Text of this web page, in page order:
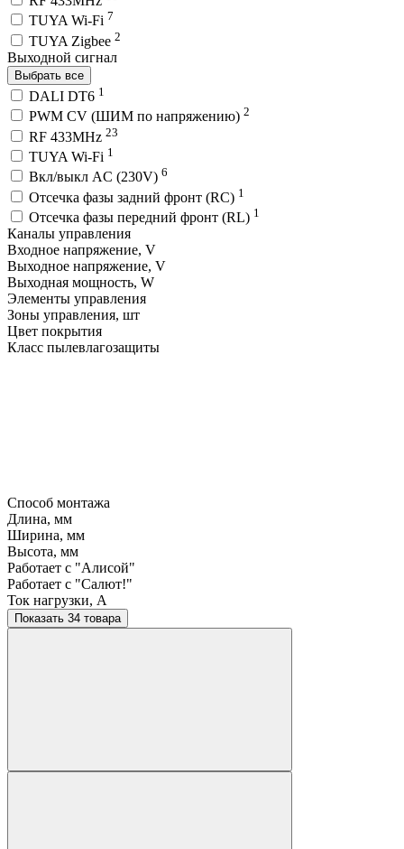
TUYA Wi-Fi 7
TUYA Zigbee 2
Выходной сигнал
Выбрать все
DALI DT6 1
PWM СV (ШИМ по напряжению) 2
RF 433MHz 23
TUYA Wi-Fi 1
Вкл/выкл AC (230V) 6
Отсечка фазы задний фронт (RC) 1
Отсечка фазы передний фронт (RL) 1
Каналы управления
Входное напряжение, V
Выходное напряжение, V
Выходная мощность, W
Элементы управления
Зоны управления, шт
Цвет покрытия
Класс пылевлагозащиты
Способ монтажа
Длина, мм
Ширина, мм
Высота, мм
Работает с "Алисой"
Работает с "Салют!"
Ток нагрузки, A
Показать 34 товара